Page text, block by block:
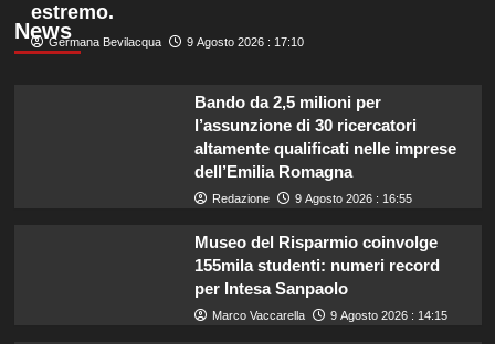
News
estremo.
Germana Bevilacqua 9 Agosto 2026 : 17:10
Bando da 2,5 milioni per
l’assunzione di 30 ricercatori
altamente qualificati nelle imprese
dell’Emilia Romagna
Redazione 9 Agosto 2026 : 16:55
Museo del Risparmio coinvolge
155mila studenti: numeri record
per Intesa Sanpaolo
Marco Vaccarella 9 Agosto 2026 : 14:15